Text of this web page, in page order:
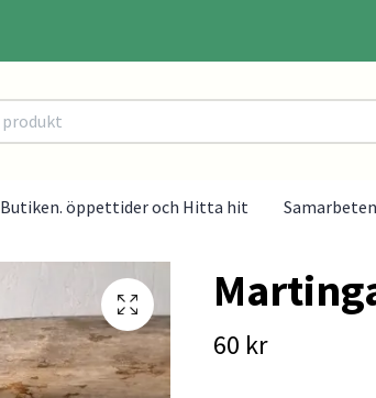
Butiken. öppettider och Hitta hit Samarbeten
60 kr